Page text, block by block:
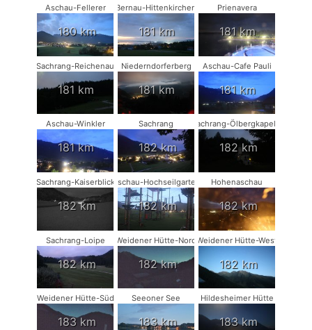
Aschau-Fellerer
180 km
Bernau-Hittenkirchen
181 km
Prienavera
181 km
Sachrang-Reichenau
181 km
Niederndorferberg
181 km
Aschau-Cafe Pauli
181 km
Aschau-Winkler
181 km
Sachrang
182 km
Sachrang-Ölbergkapelle
182 km
Sachrang-Kaiserblick
182 km
Aschau-Hochseilgarten
182 km
Hohenaschau
182 km
Sachrang-Loipe
182 km
Weidener Hütte-Nord
182 km
Weidener Hütte-West
182 km
Weidener Hütte-Süd
183 km
Seeoner See
183 km
Hildesheimer Hütte
183 km